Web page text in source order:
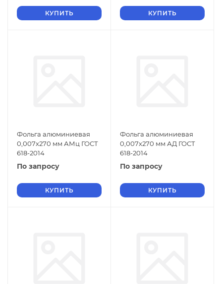
КУПИТЬ КУПИТЬ
Фольга алюминиевая
0,007х270 мм АМц ГОСТ
618-2014
По запросу
КУПИТЬ
Фольга алюминиевая
0,007х270 мм АД ГОСТ
618-2014
По запросу
КУПИТЬ